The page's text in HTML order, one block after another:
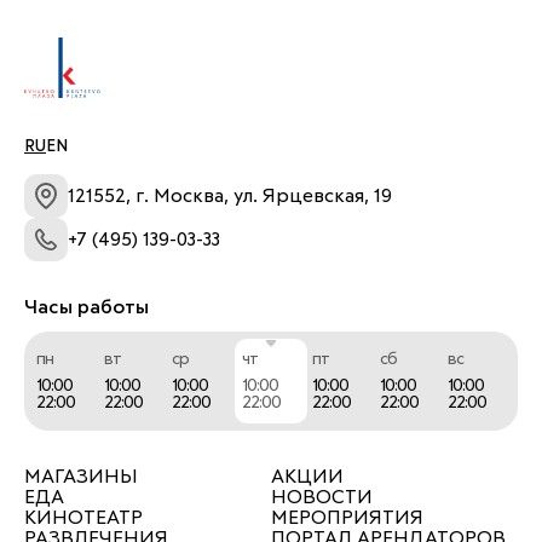
https://afisha.yandex.ru/moscow/cinema/places/
RU EN
121552, г. Москва, ул. Ярцевская, 19
+7 (495) 139-03-33
Часы работы
пн
10:00
22:00
вт
10:00
22:00
ср
10:00
22:00
чт
10:00
22:00
пт
10:00
22:00
сб
10:00
22:00
вс
10:00
22:00
МАГАЗИНЫ
ЕДА
КИНОТЕАТР
АКЦИИ
НОВОСТИ
МЕРОПРИЯТИЯ